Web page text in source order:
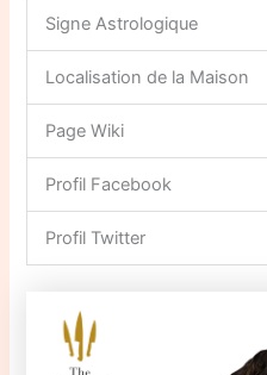
Signe Astrologique
Localisation de la Maison
Page Wiki
Profil Facebook
Profil Twitter